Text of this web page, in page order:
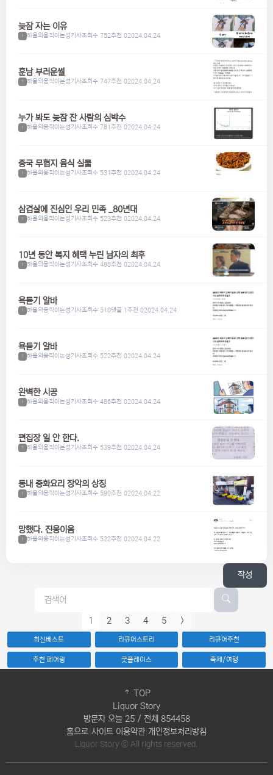
늦잠 자는 이유
1 하울의움직이는성기사조회수 752추천 02024.04.24
훈남 부러운썰
1 하울의움직이는성기사조회수 747추천 02024.04.24
누가 봐도 늦잠 잔 사람의 심박수
1 하울의움직이는성기사조회수 781추천 02024.04.24
중국 무협지 음식 실물
1 하울의움직이는성기사조회수 531추천 02024.04.24
삼겹살에 진심인 우리 민족 _80년대
1 하울의움직이는성기사조회수 523추천 02024.04.24
10년 동안 복지 혜택 누린 남자의 최후
1 하울의움직이는성기사조회수 488추천 02024.04.24
욕듣기 알바
1 하울의움직이는성기사조회수 510댓글 1추천 02024.04.24
욕듣기 알바
1 하울의움직이는성기사조회수 522추천 02024.04.24
완벽한 시공
1 하울의움직이는성기사조회수 486추천 02024.04.24
편집장 일 안 한다.
1 하울의움직이는성기사조회수 539추천 02024.04.24
동내 중화요리 장악의 상징
1 하울의움직이는성기사조회수 590추천 02024.04.22
망했다. 진웅이옴
1 하울의움직이는성기사조회수 522추천 02024.04.22
작성
1 2 3 4 5 >
최신베스트 리큐어스토리 리큐어추천
추천 페어링 굿플레이스 축제/여행
Liquor Story
TOP
방문자 오늘 25 / 전체 854458
홈으로 사이트 이용약관| 개인정보처리방침
Liquor Story ⓒ All rights reserved.